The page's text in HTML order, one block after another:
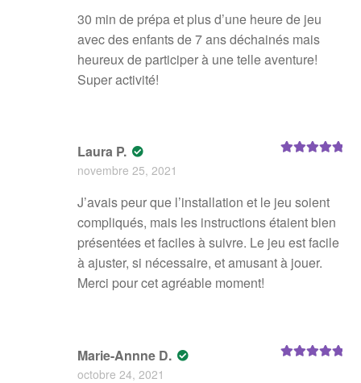
30 min de prépa et plus d’une heure de jeu
avec des enfants de 7 ans déchainés mais
heureux de participer à une telle aventure!
Super activité!
Laura P.
novembre 25, 2021
J’avais peur que l’installation et le jeu soient
compliqués, mais les instructions étaient bien
présentées et faciles à suivre. Le jeu est facile
à ajuster, si nécessaire, et amusant à jouer.
Merci pour cet agréable moment!
Marie-Annne D.
octobre 24, 2021